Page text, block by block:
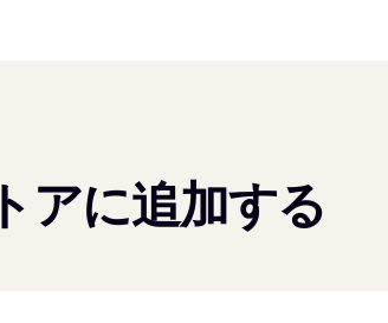
アに追加する